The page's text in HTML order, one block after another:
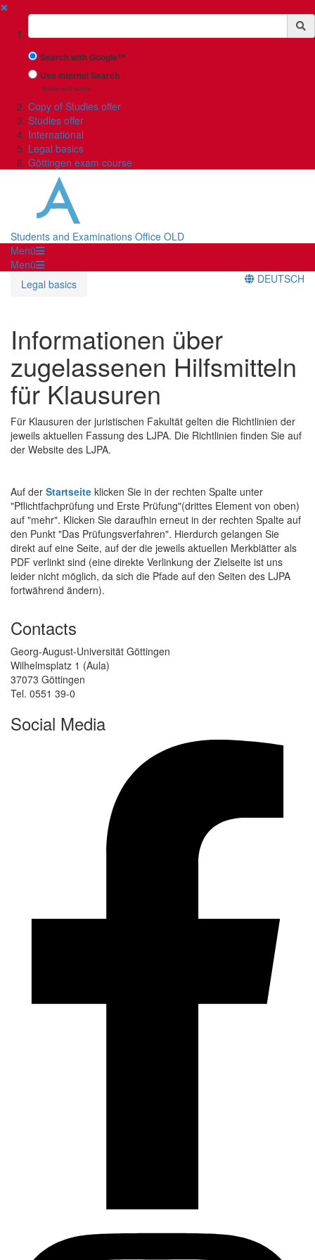
✖
Suchbegriff
Search with Google™
Use Internal Search
(limited result quality)
Copy of Studies offer
Studies offer
International
Legal basics
Göttingen exam course
Students and Examinations Office OLD
Menü
Menü
Legal basics
DEUTSCH
Informationen über
zugelassenen Hilfsmitteln
für Klausuren
Für Klausuren der juristischen Fakultät gelten die Richtlinien der
jeweils aktuellen Fassung des LJPA. Die Richtlinien finden Sie auf
der Website des LJPA.
Auf der Startseite klicken Sie in der rechten Spalte unter
"Pflichtfachprüfung und Erste Prüfung"(drittes Element von oben)
auf "mehr". Klicken Sie daraufhin erneut in der rechten Spalte auf
den Punkt "Das Prüfungsverfahren". Hierdurch gelangen Sie
direkt auf eine Seite, auf der die jeweils aktuellen Merkblätter als
PDF verlinkt sind (eine direkte Verlinkung der Zielseite ist uns
leider nicht möglich, da sich die Pfade auf den Seiten des LJPA
fortwährend ändern).
Contacts
Georg-August-Universität Göttingen
Wilhelmsplatz 1 (Aula)
37073 Göttingen
Tel. 0551 39-0
Social Media